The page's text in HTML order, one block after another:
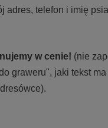
adres, telefon i imię
w cenie! (nie
graweru", jaki tekst